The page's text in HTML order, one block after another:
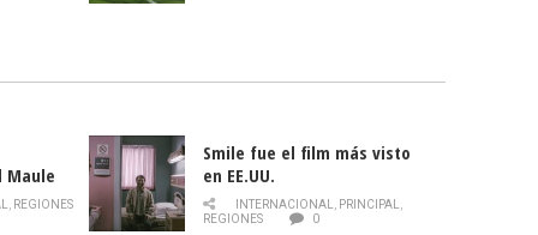
Maule
de la
, REGIONES
Smile fue el film más visto
en EE.UU.
INTERNACIONAL, PRINCIPAL,
REGIONES
0